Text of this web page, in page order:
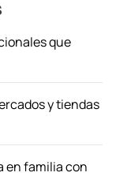
que
y tiendas
en familia con